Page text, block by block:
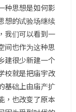
种思想是如何影
想的试验场继续
我们可以看到一
间也作为这种思
建很少新建一个
校就是把庙宇改
基础上由庙产扩
，也改变了原本